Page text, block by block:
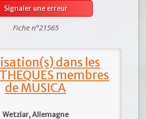
Signaler une erreur
Fiche n°21565
dans les
membres
de MUSICA
Wetzlar, Allemagne